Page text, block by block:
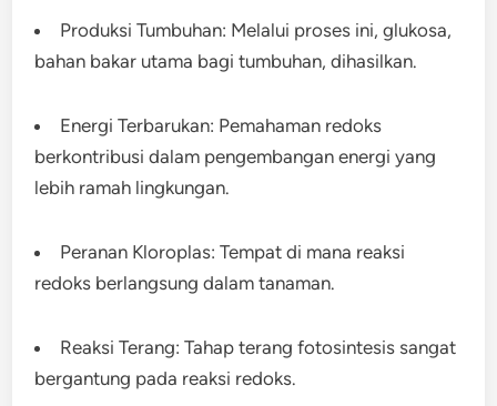
Produksi Tumbuhan: Melalui proses ini, glukosa,
bahan bakar utama bagi tumbuhan, dihasilkan.
Energi Terbarukan: Pemahaman redoks
berkontribusi dalam pengembangan energi yang
lebih ramah lingkungan.
Peranan Kloroplas: Tempat di mana reaksi
redoks berlangsung dalam tanaman.
Reaksi Terang: Tahap terang fotosintesis sangat
bergantung pada reaksi redoks.